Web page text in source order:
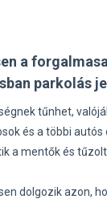
a
parkolás
tűnhet,
és a többi
a mentők és
dolgozik azon,